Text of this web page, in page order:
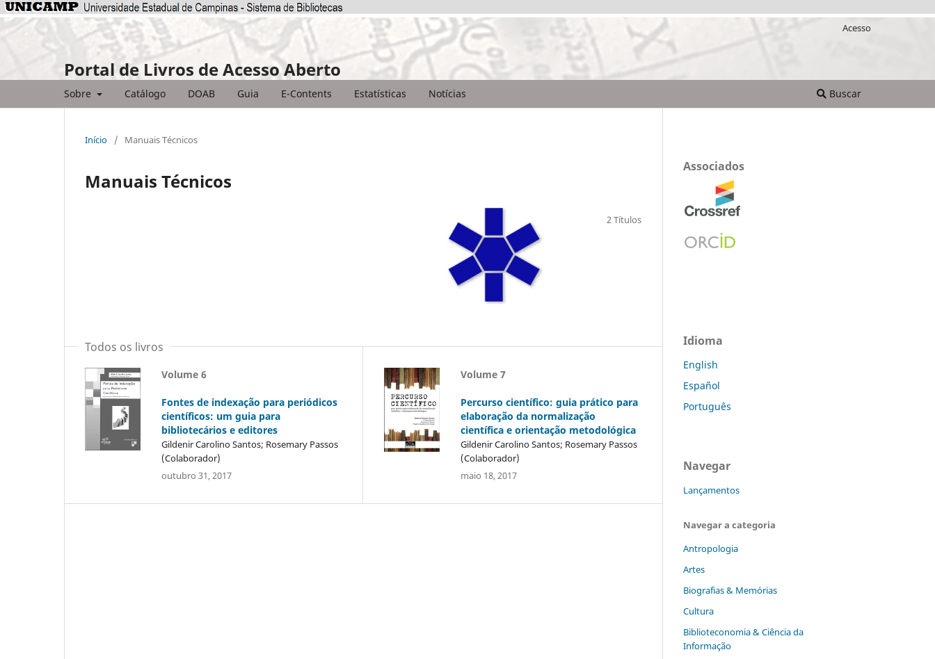
Portal de Livros de Acesso Aberto
Sobre Catálogo DOAB Guia E-Contents Estatísticas Notícias Buscar
Acesso
Início / Manuais Técnicos
Manuais Técnicos
2 Títulos
Todos os livros
Volume 6
Fontes de indexação para periódicos
científicos: um guia para
bibliotecários e editores
Gildenir Carolino Santos; Rosemary Passos
(Colaborador)
outubro 31, 2017
Volume 7
Percurso científico: guia prático para
elaboração da normalização
científica e orientação metodológica
Gildenir Carolino Santos; Rosemary Passos
(Colaborador)
maio 18, 2017
Associados
Idioma
English
Español
Português
Navegar
Lançamentos
Navegar a categoria
Antropologia
Artes
Biografias & Memórias
Cultura
Biblioteconomia & Ciência da
Informação